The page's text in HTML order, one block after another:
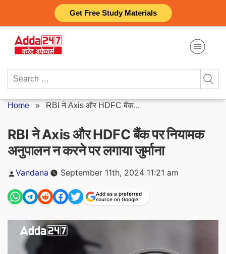
Get Free Study Materials
content
Search
Home » RBI ने Axis और HDFC बैंक...
RBI ने Axis और HDFC बैंक पर नियामक
अनुपालन न करने पर लगाया जुर्माना
Posted
Vandana September 11th, 2024 11:21 am
Add as a preferred
source on Google